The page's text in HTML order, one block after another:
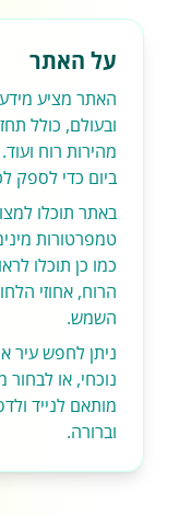
על האתר
האתר מציע מידע
ובעולם, כולל
מהירות רוח
ביום כדי לספק
טמפרטורות
כמו כן תוכלו
הרוח, אחוזי
השמש.
ניתן לחפש עיר
נוכחי, או
מותאם לנייד
וברורה.